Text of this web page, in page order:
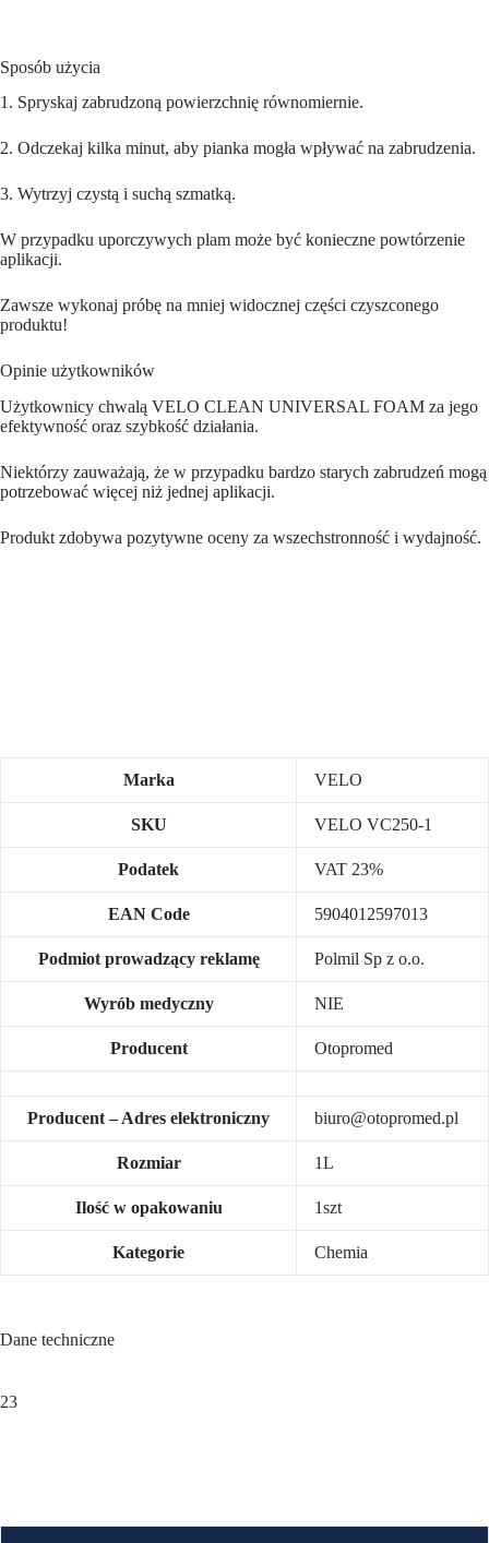
Sposób użycia
1. Spryskaj zabrudzoną powierzchnię równomiernie.
2. Odczekaj kilka minut, aby pianka mogła wpływać na zabrudzenia.
3. Wytrzyj czystą i suchą szmatką.
W przypadku uporczywych plam może być konieczne powtórzenie
aplikacji.
Zawsze wykonaj próbę na mniej widocznej części czyszconego
produktu!
Opinie użytkowników
Użytkownicy chwalą VELO CLEAN UNIVERSAL FOAM za jego
efektywność oraz szybkość działania.
Niektórzy zauważają, że w przypadku bardzo starych zabrudzeń mogą
potrzebować więcej niż jednej aplikacji.
Produkt zdobywa pozytywne oceny za wszechstronność i wydajność.
Marka VELO
SKU VELO VC250-1
Podatek VAT 23%
EAN Code 5904012597013
Podmiot prowadzący reklamę Polmil Sp z o.o.
Wyrób medyczny NIE
Producent Otopromed
Producent – Adres elektroniczny biuro@otopromed.pl
Rozmiar 1L
Ilość w opakowaniu 1szt
Kategorie Chemia
Dane techniczne
23